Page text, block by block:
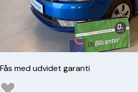
Fås med udvidet garanti